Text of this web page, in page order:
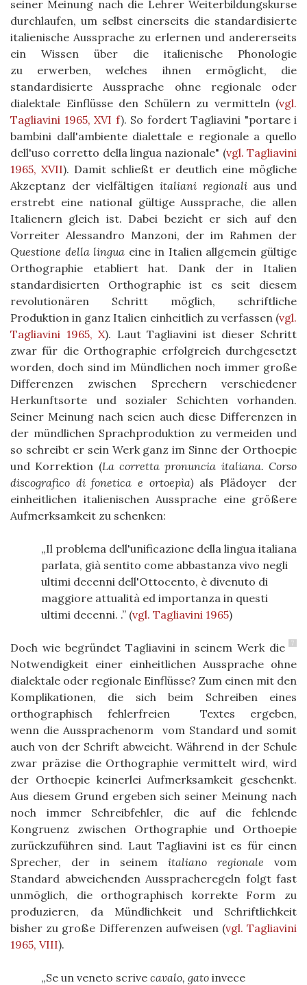
seiner Meinung nach die Lehrer Weiterbildungskurse
durchlaufen, um selbst einerseits die standardisierte
italienische Aussprache zu erlernen und andererseits
ein Wissen über die italienische Phonologie
zu erwerben, welches ihnen ermöglicht, die
standardisierte Aussprache ohne regionale oder
dialektale Einflüsse den Schülern zu vermitteln (vgl.
Tagliavini 1965, XVI f). So fordert Tagliavini "portare i
bambini dall'ambiente dialettale e regionale a quello
dell'uso corretto della lingua nazionale" (vgl. Tagliavini
1965, XVII). Damit schließt er deutlich eine mögliche
Akzeptanz der vielfältigen italiani regionaliaus und
erstrebt eine national gültige Aussprache, die allen
Italienern gleich ist. Dabei bezieht er sich auf den
Vorreiter Alessandro Manzoni, der im Rahmen der
Questione della lingua eine in Italien allgemein gültige
Orthographie etabliert hat. Dank der in Italien
standardisierten Orthographie ist es seit diesem
revolutionären Schritt möglich, schriftliche
Produktion in ganz Italien einheitlich zu verfassen (vgl.
Tagliavini 1965, X). Laut Tagliavini ist dieser Schritt
zwar für die Orthographie erfolgreich durchgesetzt
worden, doch sind im Mündlichen noch immer große
Differenzen zwischen Sprechern verschiedener
Herkunftsorte und sozialer Schichten vorhanden.
Seiner Meinung nach seien auch diese Differenzen in
der mündlichen Sprachproduktion zu vermeiden und
so schreibt er sein Werk ganz im Sinne der Orthoepie
und Korrektion (La corretta pronuncia italiana. Corso
discografico di fonetica e ortoepìa)als Plädoyer der
einheitlichen italienischen Aussprache eine größere
Aufmerksamkeit zu schenken:
Il problema dell'unificazione della lingua italiana
parlata, già sentito come abbastanza vivo negli
ultimi decenni dell'Ottocento, è divenuto di
maggiore attualità ed importanza in questi
ultimi decenni. . (vgl. Tagliavini 1965)
7
Doch wie begründet Tagliavini in seinem Werk die
Notwendigkeit einer einheitlichen Aussprache ohne
dialektale oder regionale Einflüsse? Zum einen mit den
Komplikationen, die sich beim Schreiben eines
orthographisch fehlerfreien Textes ergeben,
wenn die Aussprachenorm vom Standard und somit
auch von der Schrift abweicht. Während in der Schule
zwar präzise die Orthographie vermittelt wird, wird
der Orthoepie keinerlei Aufmerksamkeit geschenkt.
Aus diesem Grund ergeben sich seiner Meinung nach
noch immer Schreibfehler, die auf die fehlende
Kongruenz zwischen Orthographie und Orthoepie
zurückzuführen sind. Laut Tagliavini ist es für einen
Sprecher, der in seinem italiano regionale vom
Standard abweichenden Ausspracheregeln folgt fast
unmöglich, die orthographisch korrekte Form zu
produzieren, da Mündlichkeit und Schriftlichkeit
bisher zu große Differenzen aufweisen (vgl. Tagliavini
1965, VIII).
Se un veneto scrive cavalo, gato invece